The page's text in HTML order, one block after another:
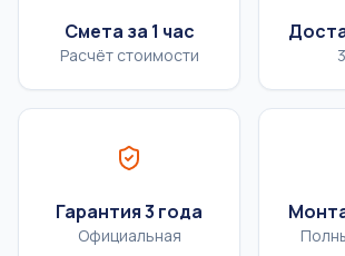
Смета за 1 час
Расчёт стоимости
Гарантия 3 года
Официальная